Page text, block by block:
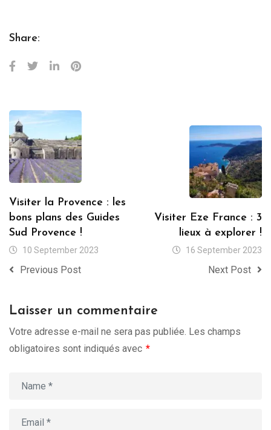
Share:
Visiter la Provence : les
bons plans des Guides
Sud Provence !
10 September 2023
Previous Post
Visiter Eze France : 3
lieux à explorer !
16 September 2023
Next Post
Laisser un commentaire
Votre adresse e-mail ne sera pas publiée. Les champs
obligatoires sont indiqués avec *